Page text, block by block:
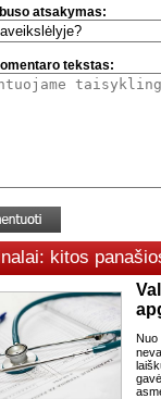
atsakymas:
tekstas:
kitos
Nuo